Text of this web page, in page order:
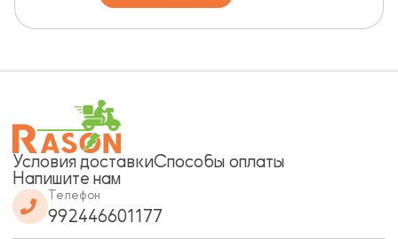
Условия доставкиСпособы оплаты
Напишите нам
Телефон
992446601177